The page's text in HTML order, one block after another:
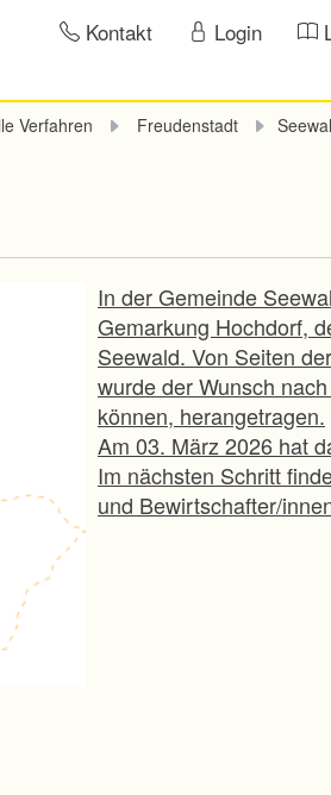
Kontakt Login
Verfahren Freudenstadt
In der Gemeinde
Gemarkung Hochdorf,
Seewald. Von Seiten
wurde der Wunsch
können, herangetragen.
Am 03. März 2026 hat
Im nächsten Schritt
und Bewirtschafter/